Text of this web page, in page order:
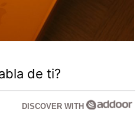
de ti?
DISCOVER WITH